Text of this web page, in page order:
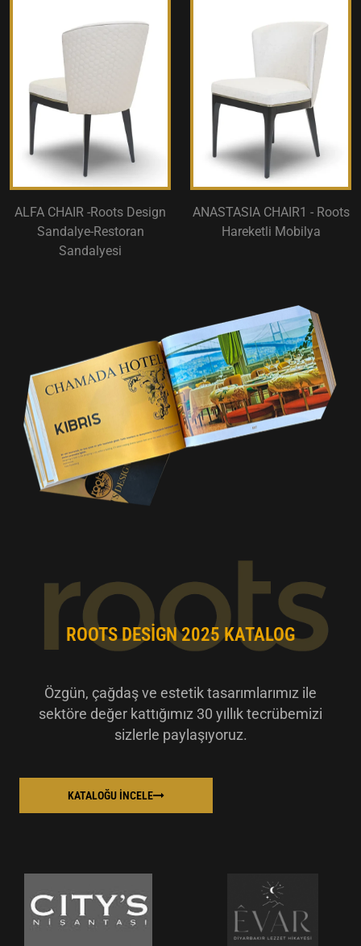
ALFA CHAIR -Roots Design
Sandalye-Restoran
Sandalyesi
ANASTASIA CHAIR1 - Roots
Hareketli Mobilya
ROOTS DESIGN 2025 KATALOG
Özgün, çağdaş ve estetik tasarımlarımız ile
sektöre değer kattığımız 30 yıllık tecrübemizi
sizlerle paylaşıyoruz.
KATALOĞU İNCELE